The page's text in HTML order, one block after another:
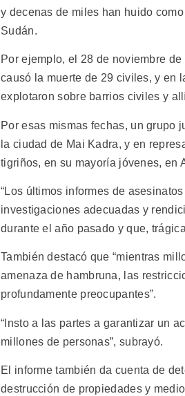
y decenas de miles han huido
Sudán.
Por ejemplo, el 28 de noviembre
causó la muerte de 29 civiles, y en
explotaron sobre barrios civiles y
Por esas mismas fechas, un grupo
la ciudad de Mai Kadra, y en
tigriños, en su mayoría jóvenes, en
“Los últimos informes de
investigaciones adecuadas y
durante el año pasado y que,
También destacó que “mientras
amenaza de hambruna, las
profundamente preocupantes”.
“Insto a las partes a garantizar un
millones de personas”, subrayó.
El informe también da cuenta de
destrucción de propiedades y